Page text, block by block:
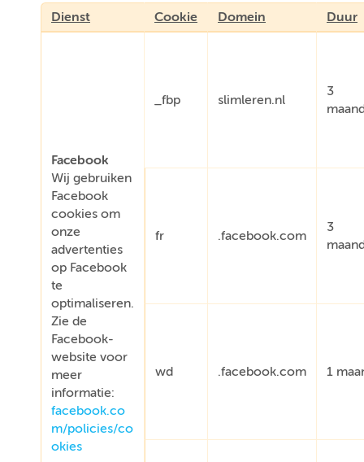
Dienst Cookie Domein Duur
Facebook
Wij gebruiken
Facebook
cookies om
onze
advertenties
op Facebook
te
optimaliseren.
Zie de
Facebook-
website voor
meer
informatie:
facebook.co
m/policies/co
okies
_fbp slimleren.nl
3
fr .facebook.com
3
wd .facebook.com 1